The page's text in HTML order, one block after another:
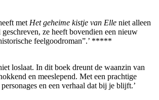
met Het geheime kistje van Elle niet alleen
ze heeft bovendien een nieuw
feelgoodroman”.’ *****
loslaat. In dit boek dreunt de waanzin van
en meeslepend. Met een prachtige
en een verhaal dat bij je blijft.’